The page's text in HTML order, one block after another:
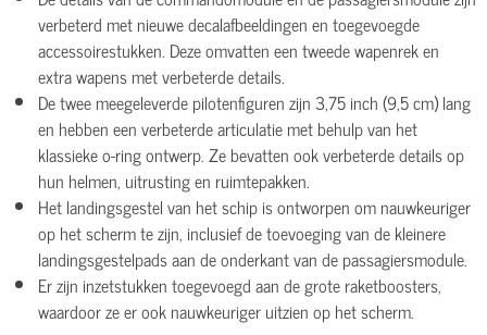
verbeterd met nieuwe decalafbeeldingen en toegevoegde
accessoirestukken. Deze omvatten een tweede wapenrek en
extra wapens met verbeterde details.
De twee meegeleverde pilotenfiguren zijn 3,75 inch (9,5 cm) lang
en hebben een verbeterde articulatie met behulp van het
klassieke o-ring ontwerp. Ze bevatten ook verbeterde details op
hun helmen, uitrusting en ruimtepakken.
Het landingsgestel van het schip is ontworpen om nauwkeuriger
op het scherm te zijn, inclusief de toevoeging van de kleinere
landingsgestelpads aan de onderkant van de passagiersmodule.
Er zijn inzetstukken toegevoegd aan de grote raketboosters,
waardoor ze er ook nauwkeuriger uitzien op het scherm.